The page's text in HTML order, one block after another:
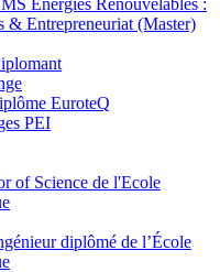
Energies Renouvelables :
& Entrepreneuriat (Master)
EuroteQ
PEI
of Science de l'Ecole
diplômé de l’École